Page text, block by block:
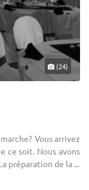
(24)
Vous arrivez
ce soit. Nous avons
préparation de la ...